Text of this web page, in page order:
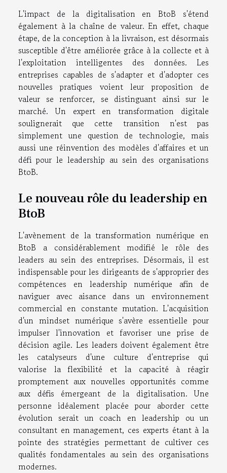
L'impact de la digitalisation en BtoB s'étend
également à la chaîne de valeur. En effet, chaque
étape, de la conception à la livraison, est désormais
susceptible d'être améliorée grâce à la collecte et à
l'exploitation intelligentes des données. Les
entreprises capables de s'adapter et d'adopter ces
nouvelles pratiques voient leur proposition de
valeur se renforcer, se distinguant ainsi sur le
marché. Un expert en transformation digitale
soulignerait que cette transition n'est pas
simplement une question de technologie, mais
aussi une réinvention des modèles d'affaires et un
défi pour le leadership au sein des organisations
BtoB.
Le nouveau rôle du leadership en
BtoB
L'avènement de la transformation numérique en
BtoB a considérablement modifié le rôle des
leaders au sein des entreprises. Désormais, il est
indispensable pour les dirigeants de s'approprier des
compétences en leadership numérique afin de
naviguer avec aisance dans un environnement
commercial en constante mutation. L'acquisition
d'un mindset numérique s'avère essentielle pour
impulser l'innovation et favoriser une prise de
décision agile. Les leaders doivent également être
les catalyseurs d'une culture d'entreprise qui
valorise la flexibilité et la capacité à réagir
promptement aux nouvelles opportunités comme
aux défis émergeant de la digitalisation. Une
personne idéalement placée pour aborder cette
évolution serait un coach en leadership ou un
consultant en management, ces experts étant à la
pointe des stratégies permettant de cultiver ces
qualités fondamentales au sein des organisations
modernes.